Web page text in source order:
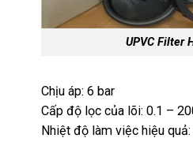
UPVC Filter
Chịu áp: 6 bar
Cấp độ lọc của lõi: 0.1 –
Nhiệt độ làm việc hiệu